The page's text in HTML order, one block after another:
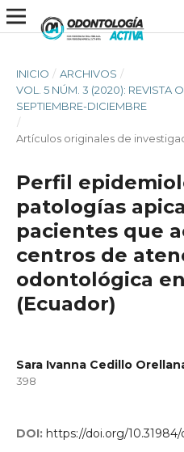
INICIO / ARCHIVOS /
VOL. 5 NÚM. 3 (2020): REVISTA
SEPTIEMBRE-DICIEMBRE
/
Artículos originales de
Perfil
patologías
pacientes que
centros de
odontológica
(Ecuador)
Sara Ivanna Cedillo
398
DOI: https://doi.org/10.31984/